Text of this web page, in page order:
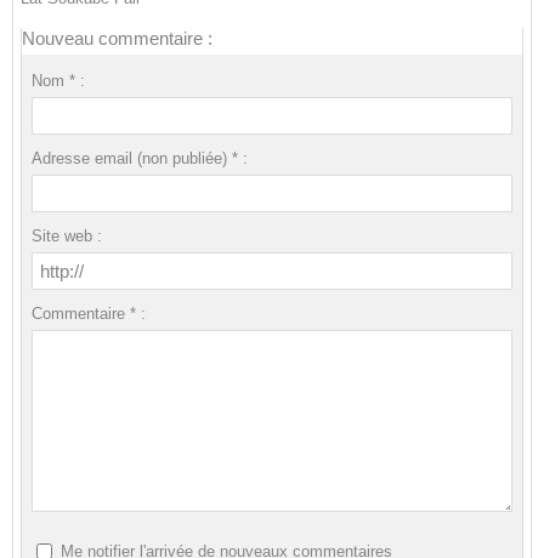
Nouveau commentaire :
Nom * :
Adresse email (non publiée) * :
Site web :
Commentaire * :
Me notifier l'arrivée de nouveaux commentaires